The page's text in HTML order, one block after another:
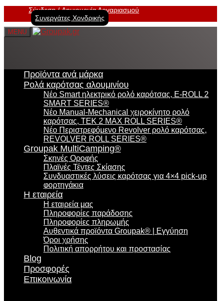
Σύνδεση
Δημιουργία Λογαριασμού
Συνεργάτες Χονδρικής
MENU
Προϊόντα ανά μάρκα
Ρολά καρότσας αλουμινίου
Νέο Smart ηλεκτρικό ρολό καρότσας, E-ROLL 2
SMART SERIES®
Νέο Manual-Mechanical χειροκίνητο ρολό
καρότσας, TEK 2 MAX ROLL SERIES®
Νέο Περιστρεφόμενο Revolver ρολό καρότσας,
REVOLVER ROLL SERIES®
Groupak MultiCamping®
Σκηνές Οροφής
Πλαϊνές Τέντες Σκίασης
Συνδυαστικές λύσεις καρότσας για 4×4 pick-up
φορτηγάκια
Η εταιρεία
Η εταιρεία μας
Πληροφορίες παράδοσης
Πληροφορίες πληρωμής
Αυθεντικά προϊόντα Groupak® | Εγγύηση
Όροι χρήσης
Πολιτική απορρήτου και προστασίας
Blog
Προσφορές
Επικοινωνία